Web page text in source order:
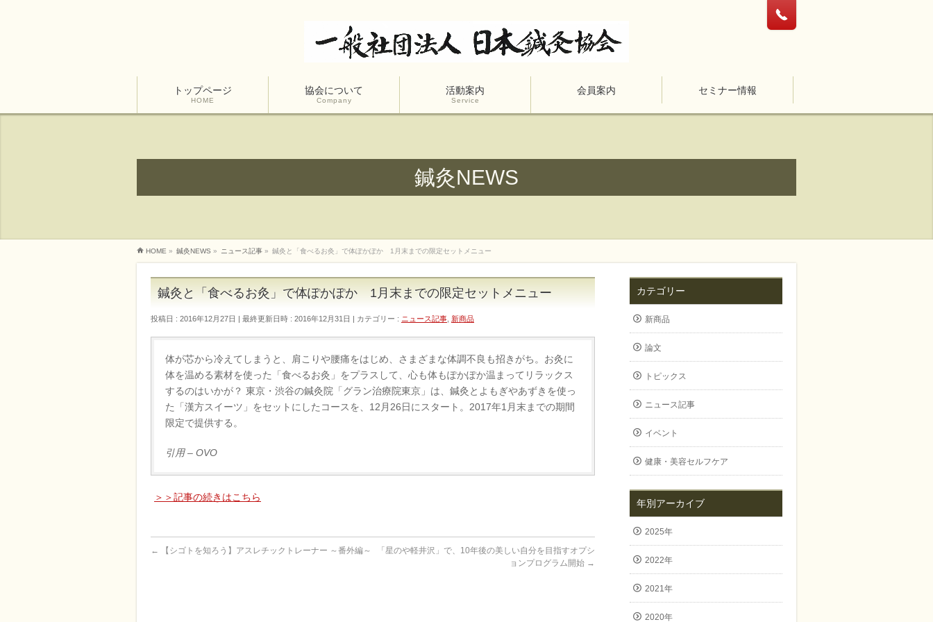
トップページ
HOME
協会について
Company
活動案内
Service
会員案内 セミナー情報
鍼灸NEWS
HOME » 鍼灸NEWS » ニュース記事 » 鍼灸と「食べるお灸」で体ぽかぽか 1月末までの限定セットメニュー
鍼灸と「食べるお灸」で体ぽかぽか 1月末までの限定セットメニュー
投稿日 : 2016年12月27日 最終更新日時 : 2016年12月31日 カテゴリー : ニュース記事 新商品
体が芯から冷えてしまうと、肩こりや腰痛をはじめ、さまざまな体調不良も招きがち。お灸に
体を温める素材を使った「食べるお灸」をプラスして、心も体もぽかぽか温まってリラックス
するのはいかが？ 東京・渋谷の鍼灸院「グラン治療院東京」は、鍼灸とよもぎやあずきを使っ
た「漢方スイーツ」をセットにしたコースを、12月26日にスタート。2017年1月末までの期間
限定で提供する。
引用 – OVO
＞＞記事の続きはこちら
← 【シゴトを知ろう】アスレチックトレーナー ～番外編～
「星のや軽井沢」で、10年後の美しい自分を目指すオプシ
ョンプログラム開始 →
カテゴリー
新商品
論文
トピックス
ニュース記事
イベント
健康・美容セルフケア
年別アーカイブ
2025年
2022年
2021年
2020年